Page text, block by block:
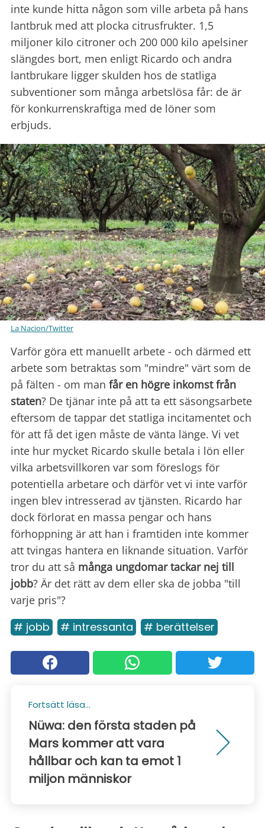
inte kunde hitta någon som ville arbeta på hans
lantbruk med att plocka citrusfrukter. 1,5
miljoner kilo citroner och 200 000 kilo apelsiner
slängdes bort, men enligt Ricardo och andra
lantbrukare ligger skulden hos de statliga
subventioner som många arbetslösa får: de är
för konkurrenskraftiga med de löner som
erbjuds.
La Nacion/Twitter
Varför göra ett manuellt arbete - och därmed ett
arbete som betraktas som "mindre" värt som de
på fälten - om man får en högre inkomst från
staten? De tjänar inte på att ta ett säsongsarbete
eftersom de tappar det statliga incitamentet och
för att få det igen måste de vänta länge. Vi vet
inte hur mycket Ricardo skulle betala i lön eller
vilka arbetsvillkoren var som föreslogs för
potentiella arbetare och därför vet vi inte varför
ingen blev intresserad av tjänsten. Ricardo har
dock förlorat en massa pengar och hans
förhoppning är att han i framtiden inte kommer
att tvingas hantera en liknande situation. Varför
tror du att så många ungdomar tackar nej till
jobb? Är det rätt av dem eller ska de jobba "till
varje pris"?
# jobb # intressanta # berättelser
Fortsätt läsa...
Nüwa: den första staden på
Mars kommer att vara
hållbar och kan ta emot 1
miljon människor